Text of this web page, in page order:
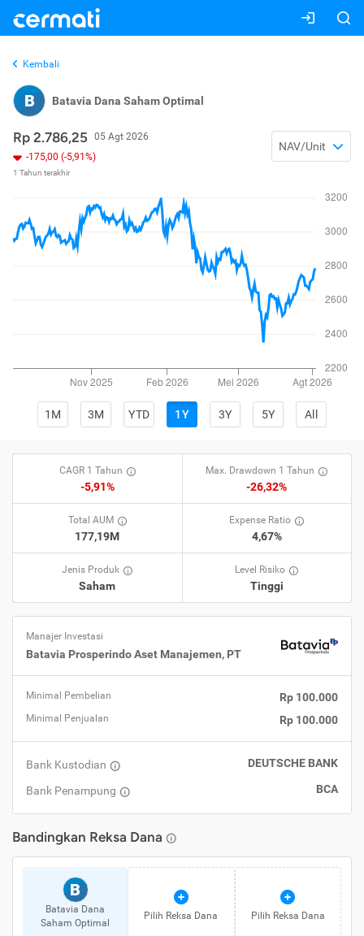
Kembali
B Batavia Dana Saham Optimal
Rp 2.786,25
05 Agt 2026
-175,00 (-5,91%)
1 Tahun terakhir
NAV/Unit
1M 3M YTD 1Y 3Y 5Y All
CAGR 1 Tahun
-5,91%
Max. Drawdown 1 Tahun
-26,32%
Total AUM
177,19M
Expense Ratio
4,67%
Jenis Produk
Saham
Level Risiko
Tinggi
Manajer Investasi
Batavia Prosperindo Aset Manajemen, PT
Minimal Pembelian Rp 100.000
Minimal Penjualan Rp 100.000
Bank Kustodian DEUTSCHE BANK
Bank Penampung BCA
Bandingkan Reksa Dana
B
Batavia Dana
Saham Optimal
Pilih Reksa Dana Pilih Reksa Dana